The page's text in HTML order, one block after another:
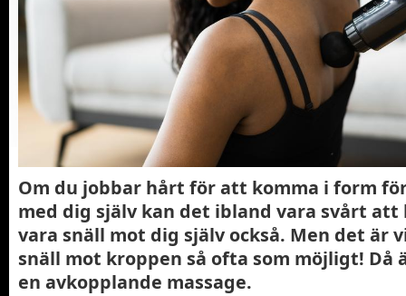
Om du jobbar hårt för att komma i form
med dig själv kan det ibland vara svårt
vara snäll mot dig själv också. Men det är
snäll mot kroppen så ofta som möjligt! Då
en avkopplande massage.